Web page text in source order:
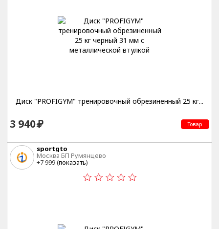
Диск "PROFIGYM" тренировочный обрезиненный 25 кг...
3 940 Товар
sportgto
Москва БП Румянцево
+7 999 (показать)